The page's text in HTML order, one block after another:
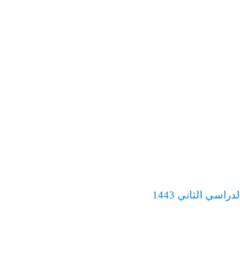
الثاني 1443